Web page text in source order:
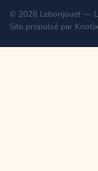
© 2026 Lebonjouet —
Site propulsé par Knotix